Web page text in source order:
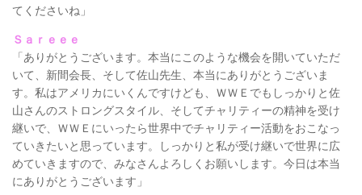
てくださいね」
Ｓａｒｅｅｅ
「ありがとうございます。本当にこのような機会を開いていただ
いて、新間会長、そして佐山先生、本当にありがとうございま
す。私はアメリカにいくんですけども、ＷＷＥでもしっかりと佐
山さんのストロングスタイル、そしてチャリティーの精神を受け
継いで、ＷＷＥにいったら世界中でチャリティー活動をおこなっ
ていきたいと思っています。しっかりと私が受け継いで世界に広
めていきますので、みなさんよろしくお願いします。今日は本当
にありがとうございます」